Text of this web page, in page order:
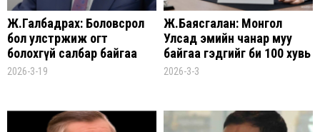
Ж.Галбадрах: Боловсрол
бол улстөржиж огт
болохгүй салбар байгаа
юм
2026-3-19
Ж.Баясгалан: Монгол
Улсад эмийн чанар муу
байгаа гэдгийг би 100 хувь
баттай хэлнэ
2026-3-3